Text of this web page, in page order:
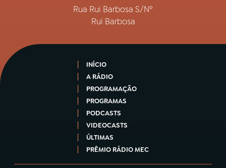
Rua Rui Barbosa S/Nº
Rui Barbosa
INÍCIO
A RÁDIO
PROGRAMAÇÃO
PROGRAMAS
PODCASTS
VIDEOCASTS
ÚLTIMAS
PRÊMIO RÁDIO MEC